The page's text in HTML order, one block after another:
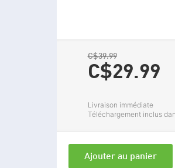
C$39.99
C$29.99
Livraison immédiate
Téléchargement inclus
Ajouter au panier